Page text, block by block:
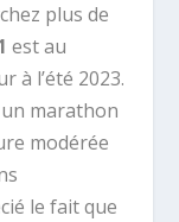
plus de
est au
à l’été 2023.
marathon
modérée
le fait que